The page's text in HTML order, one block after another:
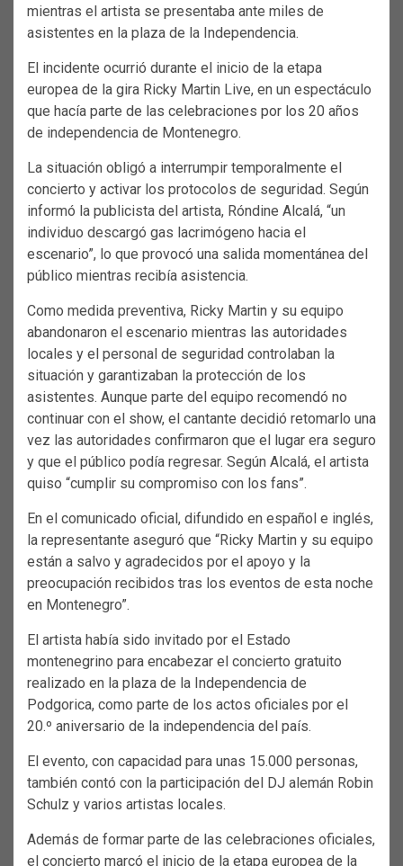
mientras el artista se presentaba ante miles de
asistentes en la plaza de la Independencia.
El incidente ocurrió durante el inicio de la etapa
europea de la gira Ricky Martin Live, en un espectáculo
que hacía parte de las celebraciones por los 20 años
de independencia de Montenegro.
La situación obligó a interrumpir temporalmente el
concierto y activar los protocolos de seguridad. Según
informó la publicista del artista, Róndine Alcalá, “un
individuo descargó gas lacrimógeno hacia el
escenario”, lo que provocó una salida momentánea del
público mientras recibía asistencia.
Como medida preventiva, Ricky Martin y su equipo
abandonaron el escenario mientras las autoridades
locales y el personal de seguridad controlaban la
situación y garantizaban la protección de los
asistentes. Aunque parte del equipo recomendó no
continuar con el show, el cantante decidió retomarlo una
vez las autoridades confirmaron que el lugar era seguro
y que el público podía regresar. Según Alcalá, el artista
quiso “cumplir su compromiso con los fans”.
En el comunicado oficial, difundido en español e inglés,
la representante aseguró que “Ricky Martin y su equipo
están a salvo y agradecidos por el apoyo y la
preocupación recibidos tras los eventos de esta noche
en Montenegro”.
El artista había sido invitado por el Estado
montenegrino para encabezar el concierto gratuito
realizado en la plaza de la Independencia de
Podgorica, como parte de los actos oficiales por el
20.º aniversario de la independencia del país.
El evento, con capacidad para unas 15.000 personas,
también contó con la participación del DJ alemán Robin
Schulz y varios artistas locales.
Además de formar parte de las celebraciones oficiales,
el concierto marcó el inicio de la etapa europea de la